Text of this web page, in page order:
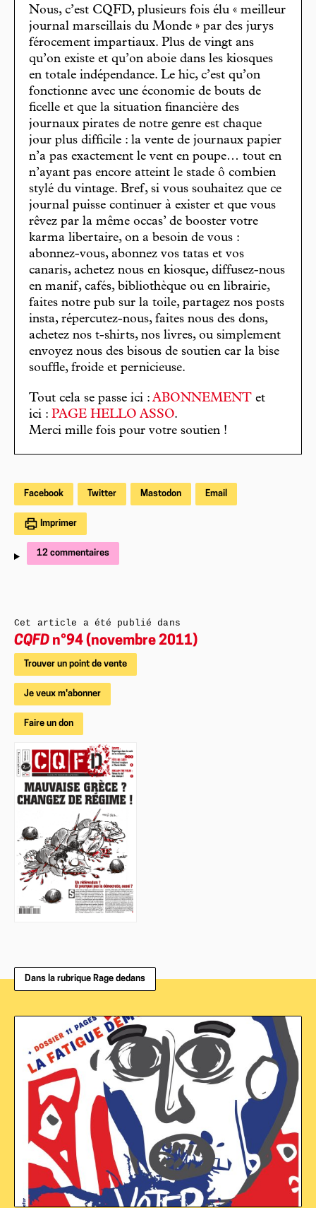
Nous, c’est CQFD, plusieurs fois élu « meilleur
journal marseillais du Monde » par des jurys
férocement impartiaux. Plus de vingt ans
qu’on existe et qu’on aboie dans les kiosques
en totale indépendance. Le hic, c’est qu’on
fonctionne avec une économie de bouts de
ficelle et que la situation financière des
journaux pirates de notre genre est chaque
jour plus difficile : la vente de journaux papier
n’a pas exactement le vent en poupe… tout en
n’ayant pas encore atteint le stade ô combien
stylé du vintage. Bref, si vous souhaitez que ce
journal puisse continuer à exister et que vous
rêvez par la même occas’ de booster votre
karma libertaire, on a besoin de vous :
abonnez-vous, abonnez vos tatas et vos
canaris, achetez nous en kiosque, diffusez-nous
en manif, cafés, bibliothèque ou en librairie,
faites notre pub sur la toile, partagez nos posts
insta, répercutez-nous, faites nous des dons,
achetez nos t-shirts, nos livres, ou simplement
envoyez nous des bisous de soutien car la bise
souffle, froide et pernicieuse.
Tout cela se passe ici : ABONNEMENT et
ici : PAGE HELLO ASSO.
Merci mille fois pour votre soutien !
Facebook Twitter Mastodon Email
Imprimer
12 commentaires
Cet article a été publié dans
CQFD n°94 (novembre 2011)
Trouver un point de vente
Je veux m'abonner
Faire un don
Dans la rubrique Rage dedans